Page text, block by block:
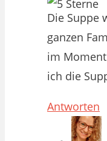
Die Suppe
ganzen
im
ich die
Antworten